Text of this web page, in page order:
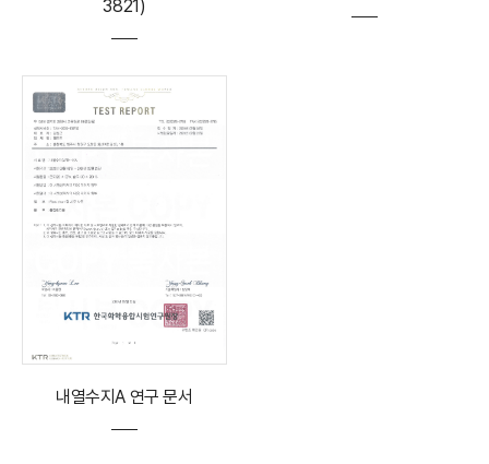
3821)
내열수지A 연구 문서